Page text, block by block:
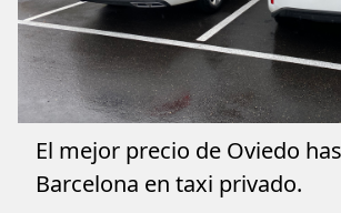
El mejor precio de Oviedo
Barcelona en taxi privado.